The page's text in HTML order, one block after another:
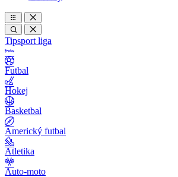
Tipsport liga
Futbal
Hokej
Basketbal
Americký futbal
Atletika
Auto-moto